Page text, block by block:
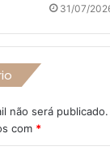
31/07/
não será publicado.
com *